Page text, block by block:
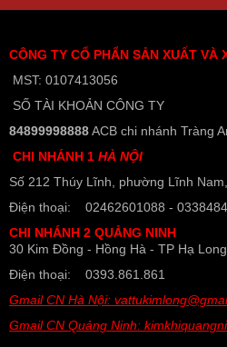
CÔNG TY CỔ PHẨN SẢN XUẤT VÀ
MST: 0107413056
SỐ TÀI KHOẢN CÔNG TY
84899998888ACB chi nhánh Tràng
CHI NHÁNH 1 HÀ NỘI
Số 212 Thúy Lĩnh, phường Lĩnh
Điện thoại: 02462601088 -
CHI NHÁNH 2 QUẢNG NINH
30 Kim Đồng - Hồng Hà - TP Hạ
Điện thoại: 0393.861.861
Gmail CN Hà Nội:
Gmail CN Quảng Ninh: